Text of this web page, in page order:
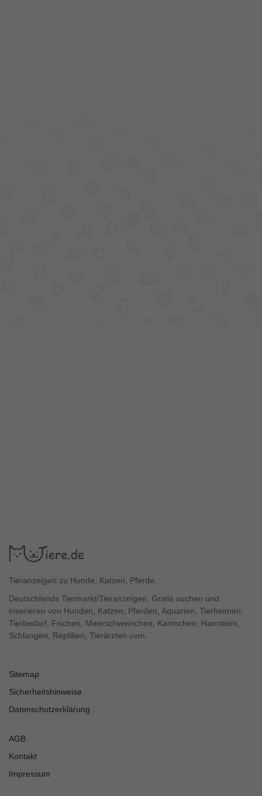
Tieranzeigen zu Hunde, Katzen, Pferde.
Deutschlands Tiermarkt/Tieranzeigen. Gratis suchen und
inserieren von Hunden, Katzen, Pferden, Aquarien, Tierheimen,
Tierbedarf, Fischen, Meerschweinchen, Kaninchen, Hamstern,
Schlangen, Reptilien, Tierärzten uvm.
Sitemap
Sicherheitshinweise
Datenschutzerklärung
AGB
Kontakt
Impressum